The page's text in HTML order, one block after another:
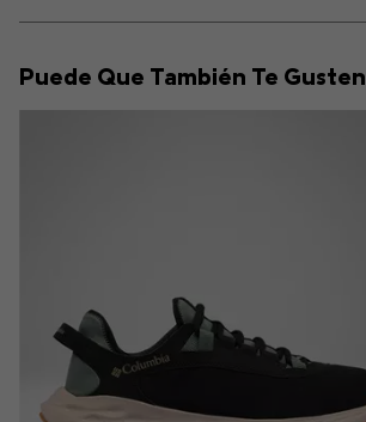
Puede Que También Te Gusten